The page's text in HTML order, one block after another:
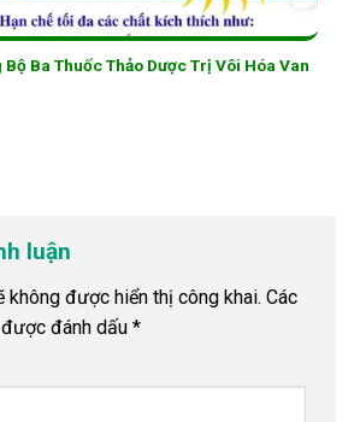
Bộ Ba Thuốc Thảo Dược Trị Vôi Hóa Van
luận
không được hiển thị công khai. Các
đánh dấu *